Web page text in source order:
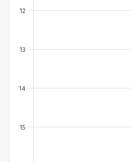
12
13
14
15